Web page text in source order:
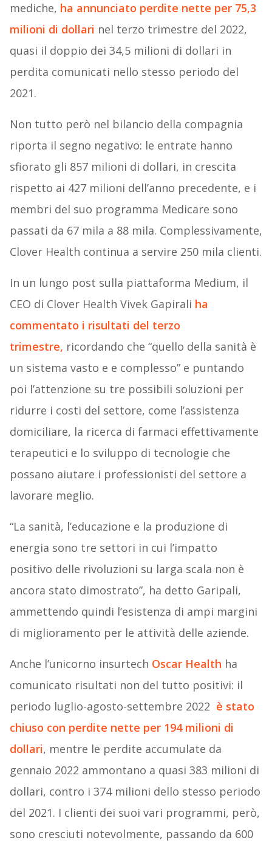
mediche, ha annunciato perdite nette per 75,3
milioni di dollari nel terzo trimestre del 2022,
quasi il doppio dei 34,5 milioni di dollari in
perdita comunicati nello stesso periodo del
2021.
Non tutto però nel bilancio della compagnia
riporta il segno negativo: le entrate hanno
sfiorato gli 857 milioni di dollari, in crescita
rispetto ai 427 milioni dell’anno precedente, e i
membri del suo programma Medicare sono
passati da 67 mila a 88 mila. Complessivamente,
Clover Health continua a servire 250 mila clienti.
In un lungo post sulla piattaforma Medium, il
CEO di Clover Health Vivek Gapirali ha
commentato i risultati del terzo
trimestre, ricordando che “quello della sanità è
un sistema vasto e e complesso” e puntando
poi l’attenzione su tre possibili soluzioni per
ridurre i costi del settore, come l’assistenza
domiciliare, la ricerca di farmaci effettivamente
terapeutici e lo sviluppo di tecnologie che
possano aiutare i professionisti del settore a
lavorare meglio.
“La sanità, l’educazione e la produzione di
energia sono tre settori in cui l’impatto
positivo delle rivoluzioni su larga scala non è
ancora stato dimostrato”, ha detto Garipali,
ammettendo quindi l’esistenza di ampi margini
di miglioramento per le attività delle aziende.
Anche l’unicorno insurtech Oscar Health ha
comunicato risultati non del tutto positivi: il
periodo luglio-agosto-settembre 2022 è stato
chiuso con perdite nette per 194 milioni di
dollari, mentre le perdite accumulate da
gennaio 2022 ammontano a quasi 383 milioni di
dollari, contro i 374 milioni dello stesso periodo
del 2021. I clienti dei suoi vari programmi, però,
sono cresciuti notevolmente, passando da 600